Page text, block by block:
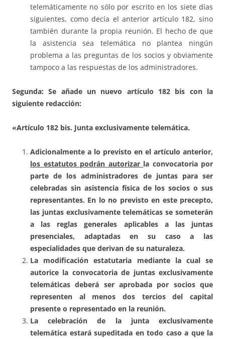
telemáticamente no sólo por escrito en los siete días
siguientes, como decía el anterior artículo 182, sino
también durante la propia reunión. El hecho de que
la asistencia sea telemática no plantea ningún
problema a las preguntas de los socios y obviamente
tampoco a las respuestas de los administradores.
Segunda: Se añade un nuevo artículo 182 bis con la
siguiente redacción:
«Artículo 182 bis. Junta exclusivamente telemática.
Adicionalmente a lo previsto en el artículo anterior,
los estatutos podrán autorizar la convocatoria por
parte de los administradores de juntas para ser
celebradas sin asistencia física de los socios o sus
representantes. En lo no previsto en este precepto,
las juntas exclusivamente telemáticas se someterán
a las reglas generales aplicables a las juntas
presenciales, adaptadas en su caso a las
especialidades que derivan de su naturaleza.
La modificación estatutaria mediante la cual se
autorice la convocatoria de juntas exclusivamente
telemáticas deberá ser aprobada por socios que
representen al menos dos tercios del capital
presente o representado en la reunión.
La celebración de la junta exclusivamente
telemática estará supeditada en todo caso a que la